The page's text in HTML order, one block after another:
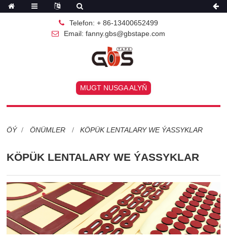
Telefon: + 86-13400652499
Email: fanny.gbs@gbstape.com
MUGT NUSGA ALYŇ
ÖÝ ÖNÜMLER KÖPÜK LENTALARY WE ÝASSYKLAR
KÖPÜK LENTALARY WE ÝASSYKLAR